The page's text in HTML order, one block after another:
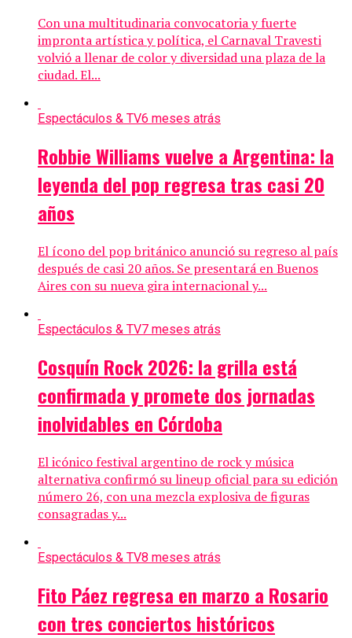
Con una multitudinaria convocatoria y fuerte
impronta artística y política, el Carnaval Travesti
volvió a llenar de color y diversidad una plaza de la
ciudad. El...
Espectáculos & TV6 meses atrás
Robbie Williams vuelve a Argentina: la
leyenda del pop regresa tras casi 20
años
El ícono del pop británico anunció su regreso al país
después de casi 20 años. Se presentará en Buenos
Aires con su nueva gira internacional y...
Espectáculos & TV7 meses atrás
Cosquín Rock 2026: la grilla está
confirmada y promete dos jornadas
inolvidables en Córdoba
El icónico festival argentino de rock y música
alternativa confirmó su lineup oficial para su edición
número 26, con una mezcla explosiva de figuras
consagradas y...
Espectáculos & TV8 meses atrás
Fito Páez regresa en marzo a Rosario
con tres conciertos históricos